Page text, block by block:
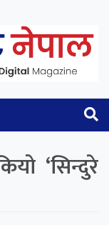
‘सिन्दुरे